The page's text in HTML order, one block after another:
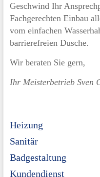
Geschwind Ihr
Fachgerechten Einbau
vom einfachen
barrierefreien Dusche.
Wir beraten Sie gern,
Ihr Meisterbetrieb Sven
Heizung
Sanitär
Badgestaltung
Kundendienst